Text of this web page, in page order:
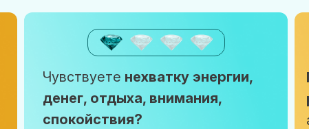
Чувствуете нехватку энергии,
денег, отдыха, внимания,
спокойствия?